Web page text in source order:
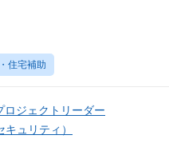
住宅補助
ロジェクトリーダー
ュリティ）